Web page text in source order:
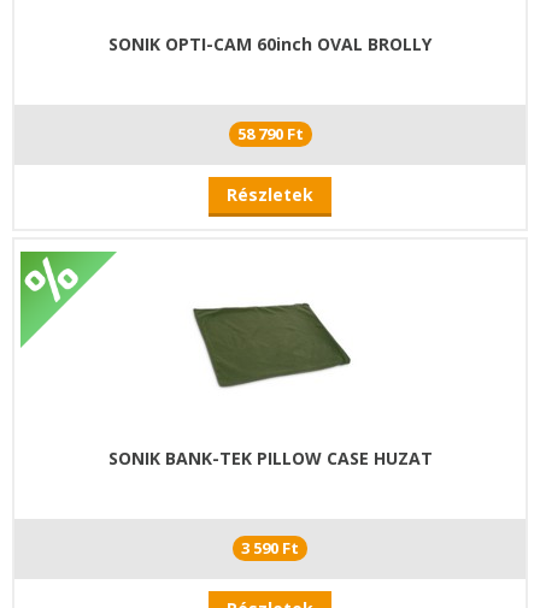
SONIK OPTI-CAM 60inch OVAL BROLLY
58 790 Ft
Részletek
SONIK BANK-TEK PILLOW CASE HUZAT
3 590 Ft